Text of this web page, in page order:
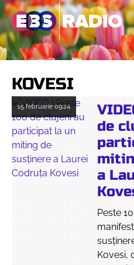
KOVESI
15 februarie 09:24
de
a
Peste
Kovesi,